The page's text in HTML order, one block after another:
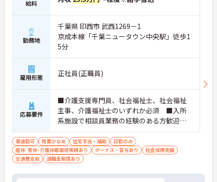
給料
勤務地
千葉県 印西市 武西1269－1
京成本線「千葉ニュータウン中央駅」徒歩1
5分
雇用形態 正社員(正職員)
応募要件
■介護支援専門員、社会福祉士、社会福祉
主事、介護福祉士のいずれか必須 ■入所
系施設で相談員業務の経験のある方歓迎
■営業、契約、広報などが得意の方歓迎
車通勤可 残業少なめ 住宅手当・補助
日勤のみ
産休･育休･介護休暇取得実績あり
ボーナス・賞与あり
社会保険完備
交通費支給
退職金制度あり